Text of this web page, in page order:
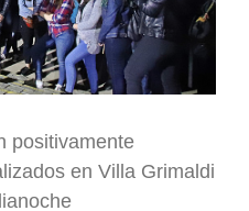
positivamente
en Villa Grimaldi